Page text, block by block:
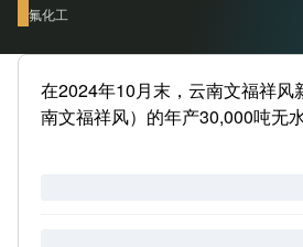
氟化工
在2024年10月末，云南文福祥风
南文福祥风）的年产30,000吨无